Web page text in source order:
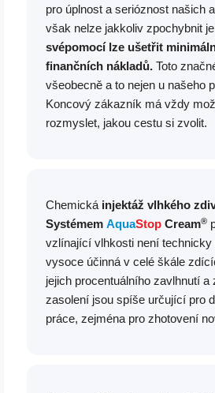
pro úplnost a serióznost našich
však nelze jakkoliv zpochybnit
svépomocí lze ušetřit
finančních nákladů. Toto
všeobecně a to nejen u našeho
Koncový zákazník má vždy
rozmyslet, jakou cestu si zvolit.
Chemická injektáž vlhkého
Systémem AquaStop Cream®
vzlínající vlhkosti není technicky
vysoce účinná v celé škále
jejich procentuálního zavlhnutí a
zasolení jsou spíše určující pro
práce, zejména pro zhotovení